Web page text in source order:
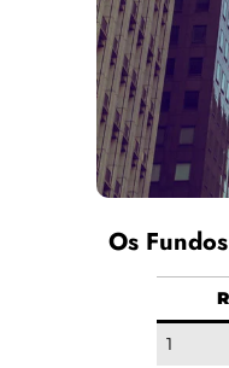
Os
1